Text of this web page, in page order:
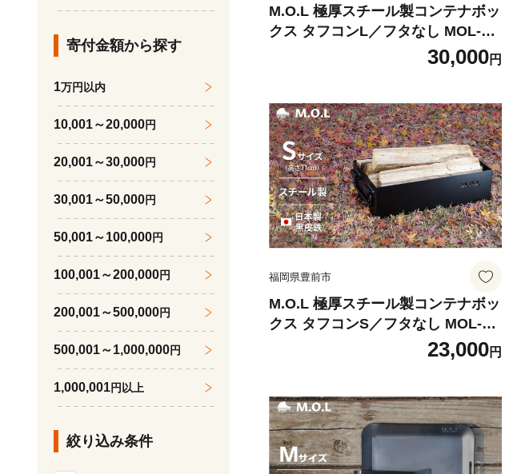
M.O.L 極厚スチール製コンテナボッ
クス タフコンL／フタなし MOL-X3
0L《豊前市》【ミナト電機工業株式
会社】 キャンプ キャンプ用品 ギア
30,000円
福岡県豊前市
M.O.L 極厚スチール製コンテナボッ
クス タフコンS／フタなし MOL-X3
0S 《豊前市》【ミナト電機工業株
式会社】 コンテナ キャンプ キャン
23,000円
寄付金額から探す
1万円以内
10,001～20,000円
20,001～30,000円
30,001～50,000円
50,001～100,000円
100,001～200,000円
200,001～500,000円
500,001～1,000,000円
1,000,001円以上
絞り込み条件